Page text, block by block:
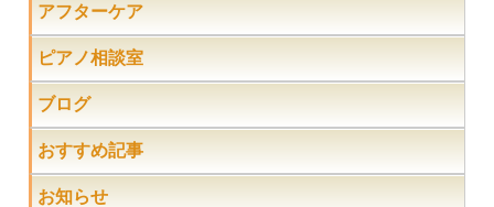
アフターケア
ピアノ相談室
ブログ
おすすめ記事
お知らせ